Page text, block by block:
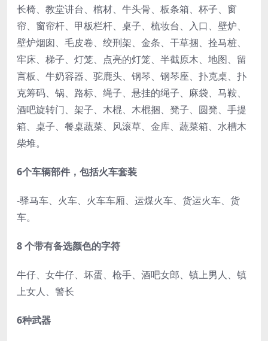
长椅、教堂讲台、棺材、牛头骨、板条箱、杯子、窗
帘、窗帘杆、甲板栏杆、桌子、梳妆台、入口、壁炉、
壁炉烟囱、毛皮卷、绞刑架、金条、干草捆、拴马桩、
牢床、梯子、灯笼、点亮的灯笼、半截原木、地图、留
言板、牛奶容器、驼鹿头、钢琴、钢琴座、扑克桌、扑
克筹码、锅、路标、绳子、悬挂的绳子、麻袋、马鞍、
酒吧旋转门、架子、木棍、木棍捆、凳子、圆凳、手提
箱、桌子、餐桌蔬菜、风滚草、金库、蔬菜箱、水槽木
柴堆。
6个车辆部件，包括火车套装
-驿马车、火车、火车车厢、运煤火车、货运火车、货
车。
8 个带有备选颜色的字符
牛仔、女牛仔、坏蛋、枪手、酒吧女郎、镇上男人、镇
上女人、警长
6种武器